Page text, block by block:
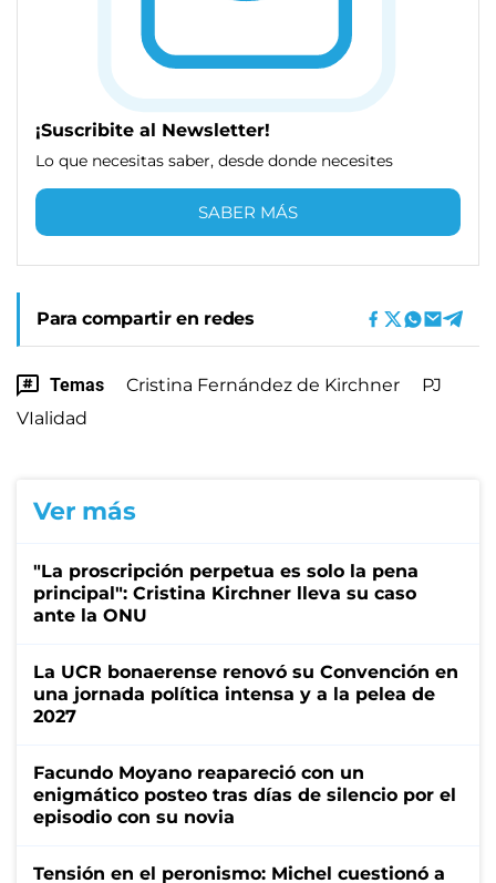
¡Suscribite al Newsletter!
Lo que necesitas saber, desde donde necesites
SABER MÁS
Para compartir en redes
Temas Cristina Fernández de Kirchner
PJ
VIalidad
Ver más
"La proscripción perpetua es solo la pena
principal": Cristina Kirchner lleva su caso
ante la ONU
La UCR bonaerense renovó su Convención en
una jornada política intensa y a la pelea de
2027
Facundo Moyano reapareció con un
enigmático posteo tras días de silencio por el
episodio con su novia
Tensión en el peronismo: Michel cuestionó a